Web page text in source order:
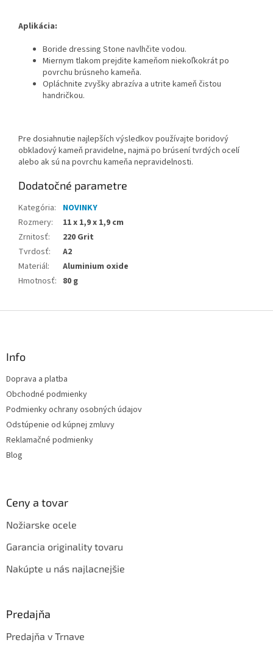
Aplikácia:
Boride dressing Stone navlhčite vodou.
Miernym tlakom prejdite kameňom niekoľkokrát po
povrchu brúsneho kameňa.
Opláchnite zvyšky abrazíva a utrite kameň čistou
handričkou.
Pre dosiahnutie najlepších výsledkov používajte boridový
obkladový kameň pravidelne, najmä po brúsení tvrdých ocelí
alebo ak sú na povrchu kameňa nepravidelnosti.
Dodatočné parametre
Kategória:
NOVINKY
Rozmery:
11 x 1,9 x 1,9 cm
Zrnitosť:
220 Grit
Tvrdosť:
A2
Materiál:
Aluminium oxide
Hmotnosť: 80 g
Info
Doprava a platba
Obchodné podmienky
Podmienky ochrany osobných údajov
Odstúpenie od kúpnej zmluvy
Reklamačné podmienky
Blog
Ceny a tovar
Nožiarske ocele
Garancia originality tovaru
Nakúpte u nás najlacnejšie
Predajňa
Predajňa v Trnave